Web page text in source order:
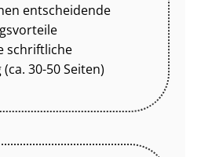
entscheidende
schriftliche
30-50 Seiten)